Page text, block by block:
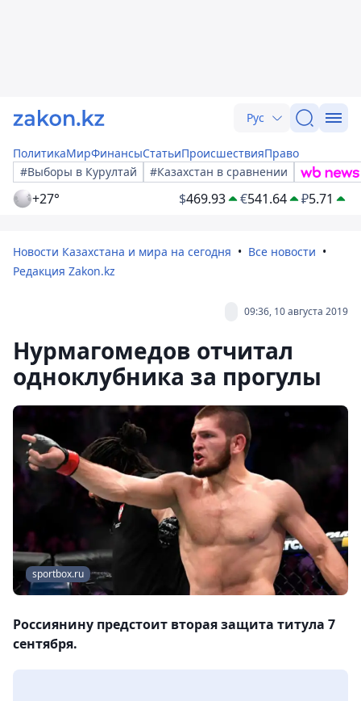
Рус
ПолитикаМирФинансыСтатьиПроисшествияПраво
#Выборы в Курултай
#Казахстан в сравнении
+27° $469.93 €541.64 ₽5.71
Новости Казахстана и мира на сегодня
Все новости
Редакция Zakon.kz
09:36, 10 августа 2019
Нурмагомедов отчитал
одноклубника за прогулы
sportbox.ru
Россиянину предстоит вторая защита титула 7
сентября.